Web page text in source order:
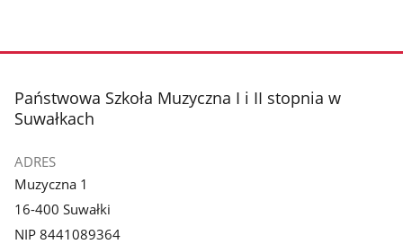
stopka
Państwowa Szkoła Muzyczna I i II stopnia w
Suwałkach
ADRES
Muzyczna 1
16-400 Suwałki
NIP 8441089364